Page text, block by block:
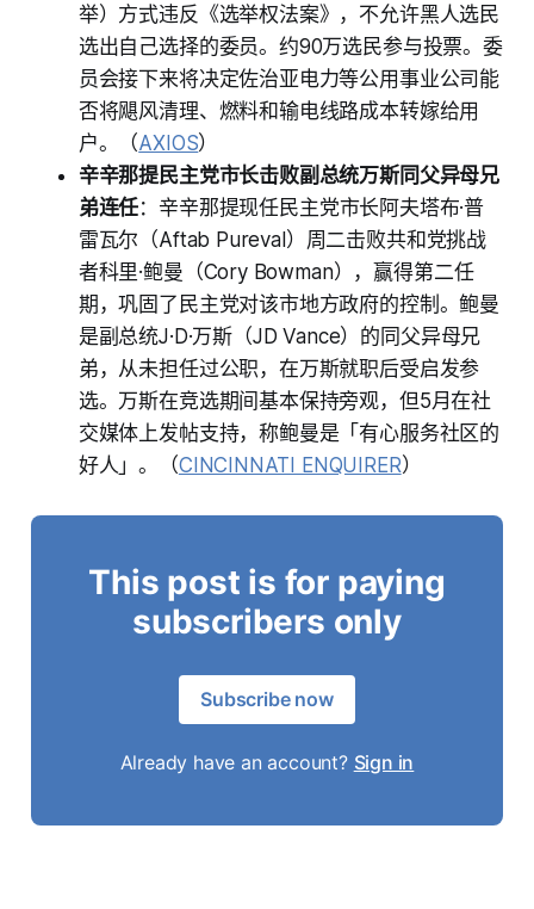
举）方式违反《选举权法案》，不允许黑人选民
选出自己选择的委员。约90万选民参与投票。委
员会接下来将决定佐治亚电力等公用事业公司能
否将飓风清理、燃料和输电线路成本转嫁给用
户。（AXIOS）
辛辛那提民主党市长击败副总统万斯同父异母兄
弟连任：辛辛那提现任民主党市长阿夫塔布·普
雷瓦尔（Aftab Pureval）周二击败共和党挑战
者科里·鲍曼（Cory Bowman），赢得第二任
期，巩固了民主党对该市地方政府的控制。鲍曼
是副总统J·D·万斯（JD Vance）的同父异母兄
弟，从未担任过公职，在万斯就职后受启发参
选。万斯在竞选期间基本保持旁观，但5月在社
交媒体上发帖支持，称鲍曼是「有心服务社区的
好人」。（CINCINNATI ENQUIRER）
This post is for paying
subscribers only
Subscribe now
Already have an account? Sign in